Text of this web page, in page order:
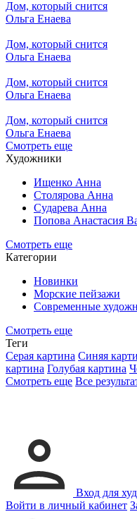
Дом, который снится
Ольга Енаева
Дом, который снится
Ольга Енаева
Дом, который снится
Ольга Енаева
Дом, который снится
Ольга Енаева
Смотреть еще
Художники
Ищенко Анна
Столярова Анна
Сударева Анна
Попова Анастасия
Смотреть еще
Категории
Новинки
Морские пейзажи
Современные
Смотреть еще
Теги
Серая картина Синяя
картина Голубая картина
Смотреть еще Все
Вход для
Войти в личный кабинет